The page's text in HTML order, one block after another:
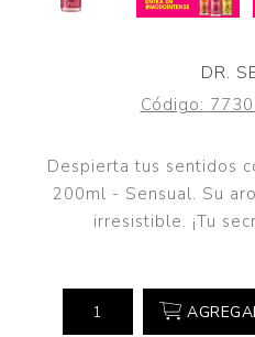
DR.
Código:
Despierta tus sentidos
200ml - Sensual. Su
irresistible. ¡Tu